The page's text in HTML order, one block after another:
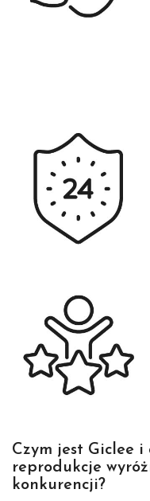
Czym jest Giclee i
reprodukcje
konkurencji?